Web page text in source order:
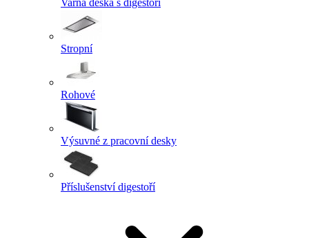
Varná deska s digestoří
Stropní
Rohové
Výsuvné z pracovní desky
Příslušenství digestoří